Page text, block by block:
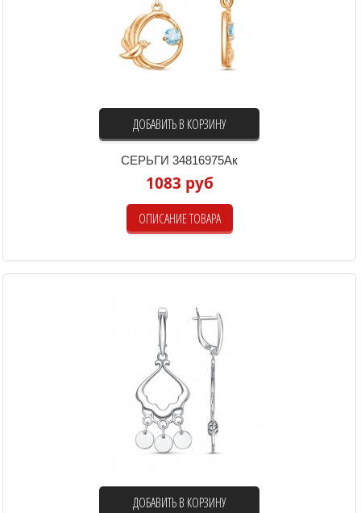
ДОБАВИТЬ В КОРЗИНУ
СЕРЬГИ 34816975Ак
1083 руб
ОПИСАНИЕ ТОВАРА
ДОБАВИТЬ В КОРЗИНУ